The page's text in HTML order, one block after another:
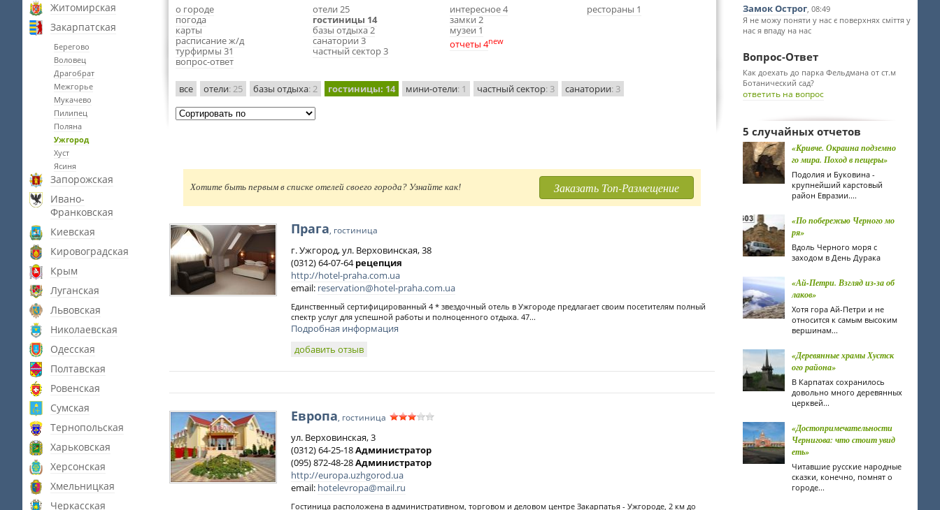
Житомирская
Закарпатская
Берегово
Воловец
Драгобрат
Межгорье
Мукачево
Пилипец
Поляна
Ужгород
Хуст
Ясиня
Запорожская
Ивано-
Франковская
Киевская
Кировоградская
Крым
Луганская
Львовская
Николаевская
Одесская
Полтавская
Ровенская
Сумская
Тернопольская
Харьковская
Херсонская
Хмельницкая
Черкасская
о городе
погода
карты
расписание ж/д
турфирмы 31
вопрос-ответ
отели 25
гостиницы 14
базы отдыха 2
санатории 3
частный сектор 3
интересное 4
замки 2
музеи 1
отчеты 4new
рестораны 1
все отели: 25 базы отдыха: 2 гостиницы: 14 мини-отели: 1 частный сектор: 3 санатории: 3
Хотите быть первым в списке отелей своего города? Узнайте как! Заказать Топ-Размещение
Прага, гостиница
г. Ужгород, ул. Верховинская, 38
(0312) 64-07-64рецепция
http://hotel-praha.com.ua
email: reservation@hotel-praha.com.ua
Единственный сертифицированный 4 * звездочный отель в Ужгороде предлагает своим посетителям полный
спектр услуг для успешной работы и полноценного отдыха. 47...
Подробная информация
добавить отзыв
Европа, гостиница
ул. Верховинская, 3
(0312) 64-25-18Администратор
(095) 872-48-28Администратор
http://europa.uzhgorod.ua
email: hotelevropa@mail.ru
Гостиница расположена в административном, торговом и деловом центре Закарпатья - Ужгороде, 2 км до
Замок Острог, 08:49
Я не можу поняти у нас є поверхнях сміття у
нас я впаду на нас
Вопрос-Ответ
Как доехать до парка Фельдмана от ст.м
Ботанический сад?
ответить на вопрос
5 случайных отчетов
«Кривче. Окраина подземно
го мира. Поход в пещеры»
Подолия и Буковина -
крупнейший карстовый
район Евразии....
«По побережью Черного мо
ря»
Вдоль Черного моря с
заходом в День Дурака
«Ай-Петри. Взгляд из-за об
лаков»
Хотя гора Ай-Петри и не
относится к самым высоким
вершинам...
«Деревянные храмы Хустск
ого района»
В Карпатах сохранилось
довольно много деревянных
церквей...
«Достопримечательности
Чернигова: что стоит увид
еть»
Читавшие русские народные
сказки, конечно, помнят о
городе...